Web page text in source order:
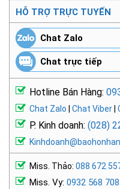
HỖ TRỢ TRỰC TUYẾN
Chat Zalo
Chat trực tiếp
Hotline Bán Hàng:
Chat Zalo Chat Viber
P. Kinh doanh: (028)
Miss. Thảo: 088 672
Miss. Vy: 0932 568 708